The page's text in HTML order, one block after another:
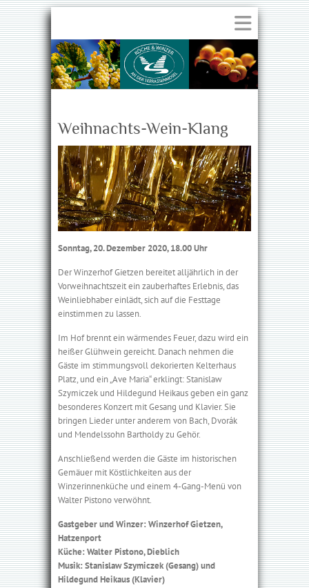
Weihnachts-Wein-Klang
Sonntag, 20. Dezember 2020, 18.00 Uhr
Der Winzerhof Gietzen bereitet alljährlich in der
Vor­weih­nachts­zeit ein zauberhaftes Erlebnis, das
Weinliebhaber einlädt, sich auf die Festtage
einstimmen zu lassen.
Im Hof brennt ein wärmendes Feuer, dazu wird ein
heißer Glühwein gereicht. Danach nehmen die
Gäste im stimmungsvoll dekorierten Kelterhaus
Platz, und ein „Ave Maria“ erklingt: Stanislaw
Szymiczek und Hildegund Heikaus geben ein ganz
besonderes Konzert mit Gesang und Klavier. Sie
bringen Lieder unter anderem von Bach, Dvorák
und Mendelssohn Bartholdy zu Gehör.
Anschließend werden die Gäste im historischen
Gemäuer mit Köstlichkeiten aus der
Winzerinnenküche und einem 4-Gang-Menü von
Walter Pistono verwöhnt.
Gastgeber und Winzer: Winzerhof Gietzen,
Hatzenport
Küche: Walter Pistono, Dieblich
Musik: Stanislaw Szymiczek (Gesang) und
Hildegund Heikaus (Klavier)